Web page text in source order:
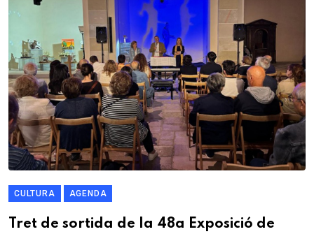
CULTURA AGENDA
Tret de sortida de la 48a Exposició de